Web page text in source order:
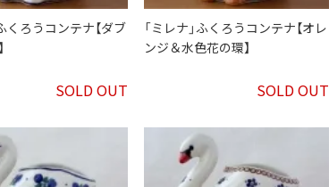
くろうコンテナ【ダブ
SOLD OUT
「ミレナ」ふくろうコンテナ【オレ
ンジ＆水色花の環】
SOLD OUT